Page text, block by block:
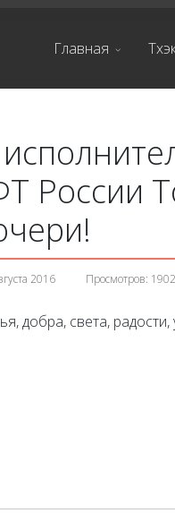
Главная
России
2016 Просмотров: 1902
добра, света,